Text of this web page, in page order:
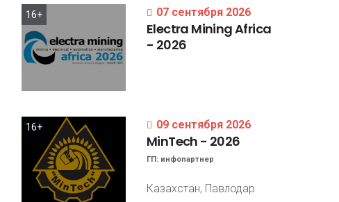
16+ 07 сентября 2026
Electra MiningAfrica
- 2026
16+ 09 сентября 2026
MinTech - 2026
ГП: инфопартнер
Казахстан, Павлодар